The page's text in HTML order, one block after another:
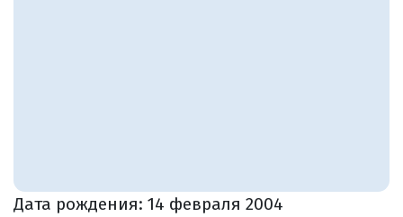
Дата рождения: 14 февраля 2004